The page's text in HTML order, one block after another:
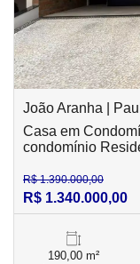
João Aranha |
Casa em
condomínio
R$ 1.390.000,00
R$ 1.340.000,00
190,00 m²